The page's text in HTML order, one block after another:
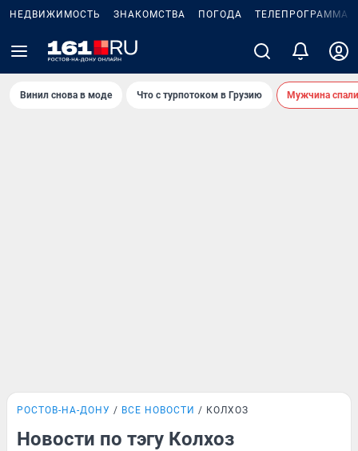
НЕДВИЖИМОСТЬ ЗНАКОМСТВА ПОГОДА ТЕЛЕПРОГРАММА
Винил снова в моде Что с турпотоком в Грузию Мужчина
РОСТОВ-НА-ДОНУ ВСЕ НОВОСТИ КОЛХОЗ
Новости по тэгу Колхоз